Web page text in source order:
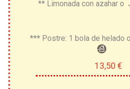
** Limonada con azahar o
*** Postre: 1 bola de helado
13,50 €